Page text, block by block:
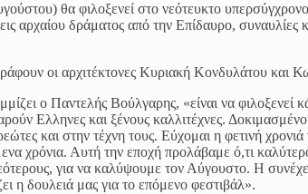
θα φιλοξενεί στο νεότευκτο
αρχαίου δράματος από την Επίδαυρο, συναυλίες
οι αρχιτέκτονες Κυριακή Κονδυλάτου και
ο Παντελής Βούλγαρης, «είναι να φιλοξενεί
Ελληνες και ξένους καλλιτέχνες.
και στην τέχνη τους. Εύχομαι η φετινή
χρόνια. Αυτή την εποχή προλάβαμε ό,τι
για να καλύψουμε τον Αύγουστο. Η
η δουλειά μας για το επόμενο φεστιβάλ».